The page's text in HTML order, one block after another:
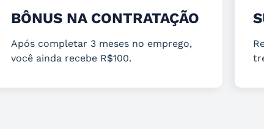
BÔNUS NA CONTRATAÇÃO
Após completar 3 meses no emprego,
você ainda recebe R$100.